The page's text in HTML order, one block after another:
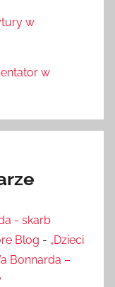
w
w
- skarb
Blog - „Dzieci
Bonnarda –